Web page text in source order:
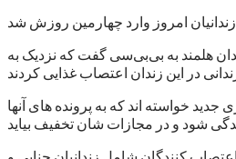
هلمند به بی‌بی‌سی گفت که نزدیک به
جدید خواسته اند که به پرونده های آنها